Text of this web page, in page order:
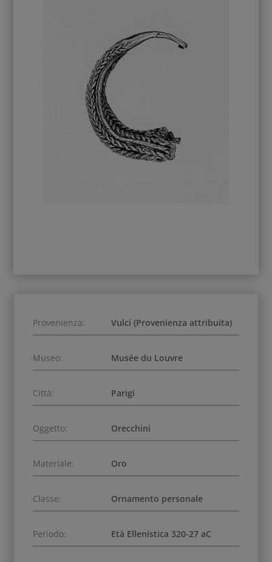
Provenienza: Vulci (Provenienza attribuita)
Museo: Musée du Louvre
Città: Parigi
Oggetto: Orecchini
Materiale: Oro
Classe: Ornamento personale
Periodo: Età Ellenistica 320-27 aC